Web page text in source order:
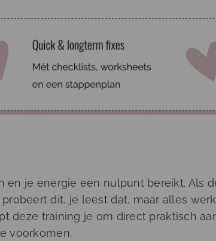
je energie een nulpunt bereikt. Als
dit, je leest dat, maar alles
deze training je om direct praktisch
voorkomen.